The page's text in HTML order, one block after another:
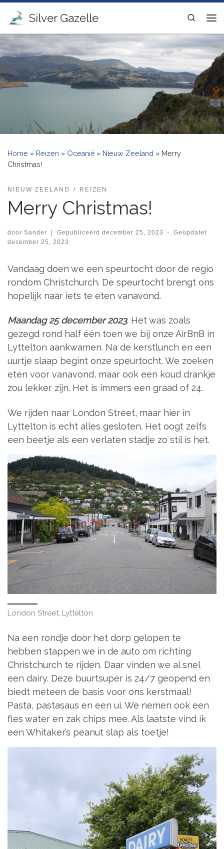
Ga naar inhoud
Silver Gazelle
Search
Home » Reizen » Oceanië » Nieuw Zeeland » Merry
Christmas!
NIEUW ZEELAND REIZEN
Merry Christmas!
door Sander | Gepubliceerd december 25, 2023 -
Geüpdatet
december 25, 2023
Vandaag doen we een speurtocht door de regio
rondom Christchurch. De speurtocht brengt ons
hopelijk naar iets te eten vanavond.
Maandag 25 december 2023. Het was zoals
gezegd rond half één toen we bij onze AirBnB in
Lyttelton aankwamen. Na de kerstlunch en een
uurtje slaap begint onze speurtocht. We zoeken
eten voor vanavond, maar ook een koud drankje
zou lekker zijn. Het is immers een graad of 24.
We rijden naar London Street, maar hier in
Lyttelton is echt alles gesloten. Het oogt zelfs
een beetje als een verlaten stadje zo stil is het.
London Street, Lyttelton
Na een rondje door het dorp gelopen te
hebben stappen we in de auto om richting
Christchurch te rijden. Daar vinden we al snel
een dairy. Deze buurtsuper is 24/7 geopend en
biedt meteen de basis voor ons kerstmaal!
Pasta, pastasaus en een ui. We nemen ook een
fles water en zak chips mee. Als laatste vind ik
een Whitaker’s peanut slap als toetje!